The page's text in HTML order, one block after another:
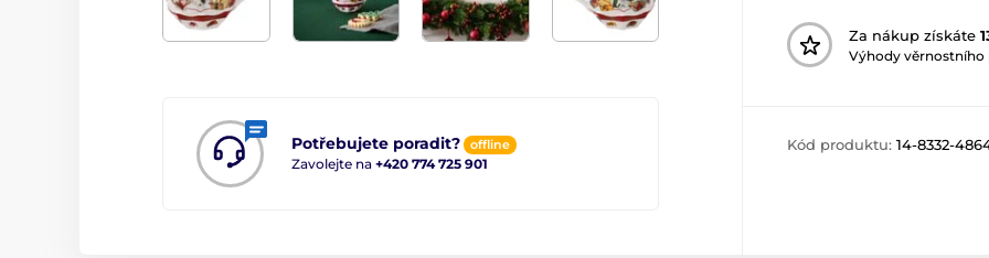
Potřebujete poradit? offline
Zavolejte na +420 774 725 901
Za nákup získáte
Výhody věrnostního
Kód produktu: 14-8332-